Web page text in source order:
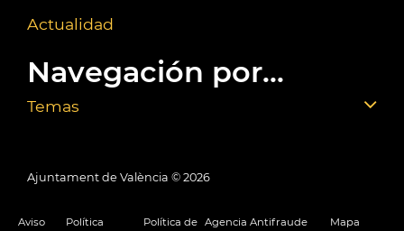
Actualidad
Navegación por...
Temas
Ajuntament de València © 2026
Aviso
Política
Política de Agencia Antifraude
Mapa